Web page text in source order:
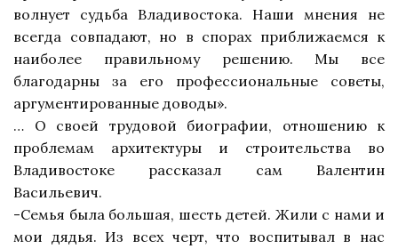
волнует судьба Владивостока. Наши мнения не
всегда совпадают, но в спорах приближаемся к
наиболее правильному решению. Мы все
благодарны за его профессиональные советы,
аргументированные доводы».
… О своей трудовой биографии, отношению к
проблемам архитектуры и строительства во
Владивостоке рассказал сам Валентин
Васильевич.
-Семья была большая, шесть детей. Жили с нами и
мои дядья. Из всех черт, что воспитывал в нас